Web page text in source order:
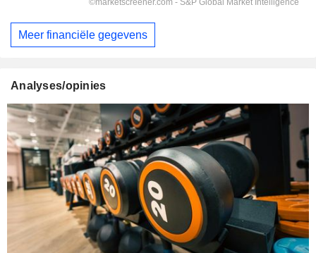
Meer financiële gegevens
Analyses/opinies